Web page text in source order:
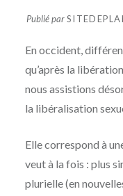
Publié par
En occident,
qu’après la
nous assistions
la libéralisation
Elle correspond à
veut à la fois : plus
plurielle (en